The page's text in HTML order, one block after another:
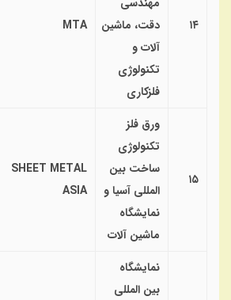
۱۴
دقت، ماشین
آلات و
تکنولوژی
فلزکاری
MTA
۱۵
ورق فلز
تکنولوژی
ساخت بین
المللی آسیا و
نمایشگاه
ماشین آلات
SHEET METAL
ASIA
نمایشگاه
بین المللی